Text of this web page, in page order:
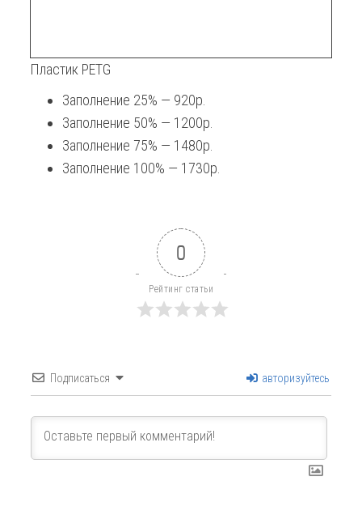
Пластик PETG
Заполнение 25% — 920р.
Заполнение 50% — 1200р.
Заполнение 75% — 1480р.
Заполнение 100% — 1730р.
0
Рейтинг статьи
Подписаться авторизуйтесь